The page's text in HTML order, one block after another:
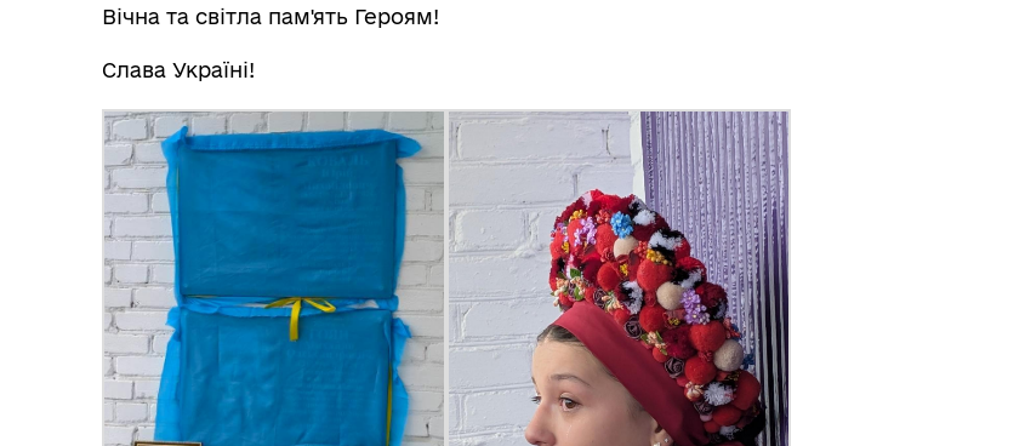
Вічна та світла пам'ять Героям!
Слава Україні!